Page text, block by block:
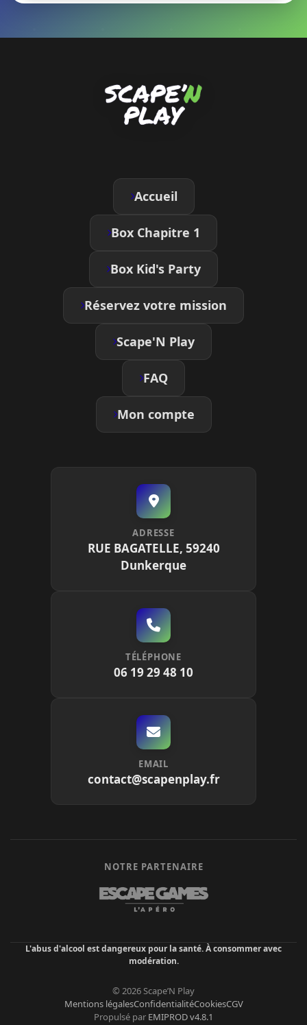
Accueil
Box Chapitre 1
Box Kid's Party
Réservez votre mission
Scape'N Play
FAQ
Mon compte
ADRESSE
RUE BAGATELLE, 59240
Dunkerque
TÉLÉPHONE
06 19 29 48 10
EMAIL
contact@scapenplay.fr
NOTRE PARTENAIRE
L'abus d'alcool est dangereux pour la santé. À consommer avec
modération.
© 2026 Scape’N Play
Mentions légalesConfidentialitéCookiesCGV
Propulsé par EMIPROD v4.8.1